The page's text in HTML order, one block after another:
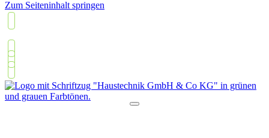
Zum Seiteninhalt springen
05426 2308